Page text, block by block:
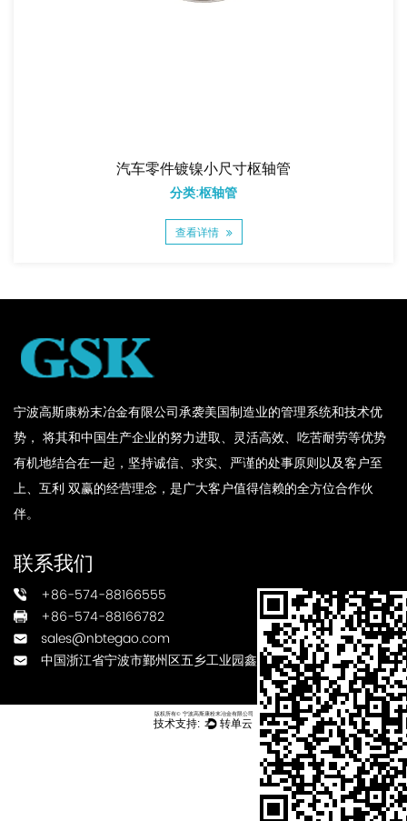
汽车零件镀镍小尺寸枢轴管
分类:枢轴管
查看详情
宁波高斯康粉末冶金有限公司承袭美国制造业的管理系统和技术优
势， 将其和中国生产企业的努力进取、灵活高效、吃苦耐劳等优势
有机地结合在一起，坚持诚信、求实、严谨的处事原则以及客户至
上、互利 双赢的经营理念，是广大客户值得信赖的全方位合作伙
伴。
联系我们
+86-574-88166555
+86-574-88166782
sales@nbtegao.com
中国浙江省宁波市鄞州区五乡工业园鑫瑞路3号
版权所有© 宁波高斯康粉末冶金有限公司